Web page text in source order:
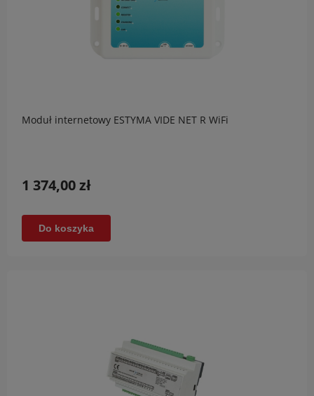
Moduł internetowy ESTYMA VIDE NET R WiFi
1 374,00 zł
Do koszyka